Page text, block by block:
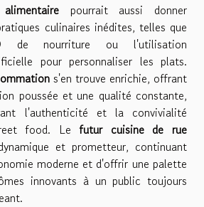
pourrait aussi donner
culinaires inédites, telles que
de nourriture ou l'utilisation
pour personnaliser les plats.
s'en trouve enrichie, offrant
poussée et une qualité constante,
l'authenticité et la convivialité
food. Lefutur cuisine de rue
et prometteur, continuant
moderne et d'offrir une palette
innovants à un public toujours